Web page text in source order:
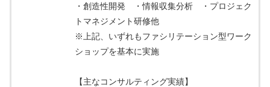
・創造性開発 ・情報収集分析 ・プロジェク
トマネジメント研修他
※上記、いずれもファシリテーション型ワーク
ショップを基本に実施
【主なコンサルティング実績】